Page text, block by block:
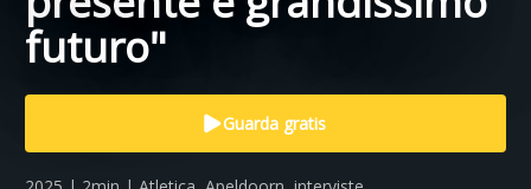
futuro"
Guarda gratis